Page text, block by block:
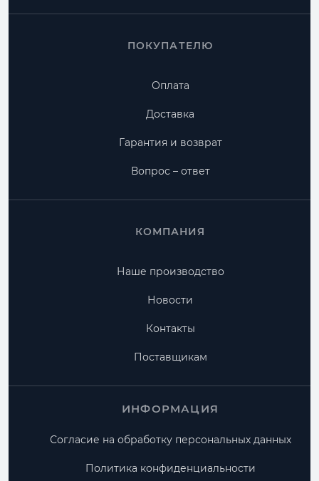
ПОКУПАТЕЛЮ
Оплата
Доставка
Гарантия и возврат
Вопрос – ответ
КОМПАНИЯ
Наше производство
Новости
Контакты
Поставщикам
ИНФОРМАЦИЯ
Согласие на обработку персональных данных
Политика конфиденциальности